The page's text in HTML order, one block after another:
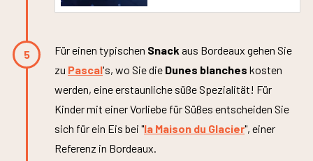
5 Für einen typischen Snack aus Bordeaux gehen Sie
zu Pascal's, wo Sie die Dunes blanches kosten
werden, eine erstaunliche süße Spezialität! Für
Kinder mit einer Vorliebe für Süßes entscheiden Sie
sich für ein Eis bei "la Maison du Glacier", einer
Referenz in Bordeaux.